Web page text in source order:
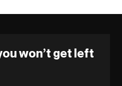
won’t get left